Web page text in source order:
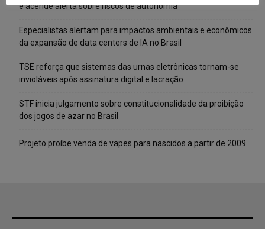
e acende alerta sobre riscos de autonomia
Especialistas alertam para impactos ambientais e econômicos
da expansão de data centers de IA no Brasil
TSE reforça que sistemas das urnas eletrônicas tornam-se
invioláveis após assinatura digital e lacração
STF inicia julgamento sobre constitucionalidade da proibição
dos jogos de azar no Brasil
Projeto proíbe venda de vapes para nascidos a partir de 2009